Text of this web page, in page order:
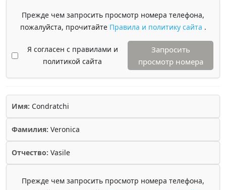
Прежде чем запросить просмотр номера телефона,
пожалуйста, прочитайте Правила и политику сайта .
Я согласен с правилами и
политикой сайта
Запросить
просмотр номера
Имя: Condratchi
Фамилия: Veronica
Отчество: Vasile
Прежде чем запросить просмотр номера телефона,